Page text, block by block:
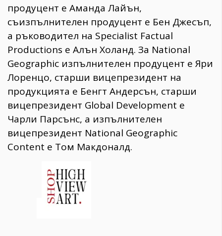
продуцент е Аманда Лайън,
съизпълнителен продуцент е Бен Джесъп,
а ръководител на Specialist Factual
Productions е Алън Холанд. За National
Geographic изпълнителен продуцент е Яри
Лоренцо, старши вицепрезидент на
продукцията е Бенгт Андерсън, старши
вицепрезидент Global Development е
Чарли Парсънс, а изпълнителен
вицепрезидент National Geographic
Content е Том Макдоналд.